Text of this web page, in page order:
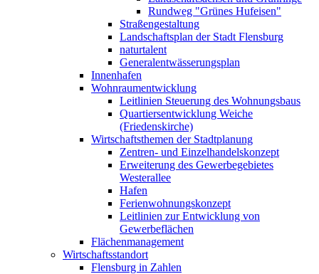
Rundweg "Grünes Hufeisen"
Straßengestaltung
Landschaftsplan der Stadt Flensburg
naturtalent
Generalentwässerungsplan
Innenhafen
Wohnraumentwicklung
Leitlinien Steuerung des Wohnungsbaus
Quartiersentwicklung Weiche
(Friedenskirche)
Wirtschaftsthemen der Stadtplanung
Zentren- und Einzelhandelskonzept
Erweiterung des Gewerbegebietes
Westerallee
Hafen
Ferienwohnungskonzept
Leitlinien zur Entwicklung von
Gewerbeflächen
Flächenmanagement
Wirtschaftsstandort
Flensburg in Zahlen